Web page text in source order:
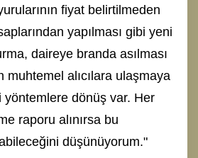
fiyat belirtilmeden
yapılması gibi yeni
daireye branda asılması
muhtemel alıcılara ulaşmaya
yöntemlere dönüş var. Her
raporu alınırsa bu
düşünüyorum."